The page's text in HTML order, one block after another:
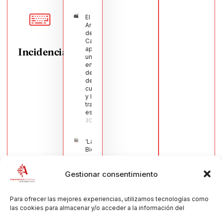
Gestionar consentimiento
Para ofrecer las mejores experiencias, utilizamos tecnologías como
las cookies para almacenar y/o acceder a la información del
Incidencias
El Pleno de
Argamasilla
de
Calatrava
aprueba
una moción
en defensa
del sector
de la
cuchillería
y la navaja
tradicional
española
30/07/2026
‘La
Bienvenida’,
estampa de
de la Virgen
Muñoz
Muñoz,